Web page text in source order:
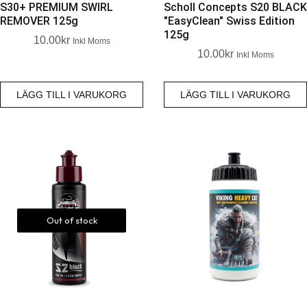
S30+ PREMIUM SWIRL
REMOVER 125g
10.00Kr Inkl Moms
LÄGG TILL I VARUKORG
Scholl Concepts S20 BLACK
"EasyClean" Swiss Edition
125g
10.00Kr Inkl Moms
LÄGG TILL I VARUKORG
Out of stock